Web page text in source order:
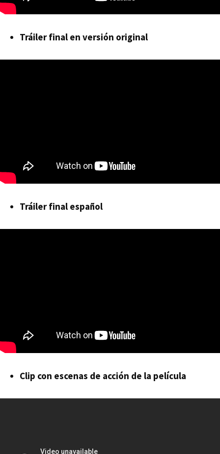
Tráiler final en versión original
Tráiler final español
Clip con escenas de acción de la película